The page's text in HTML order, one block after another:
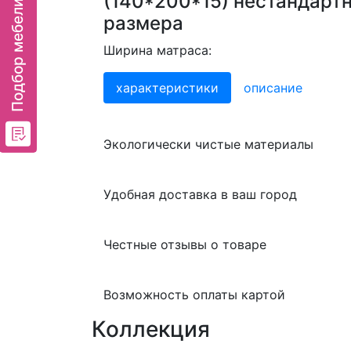
размера
Ширина матраса:
характеристики описание
Экологически чистые материалы
Удобная доставка в ваш город
Честные отзывы о товаре
Возможность оплаты картой
Коллекция